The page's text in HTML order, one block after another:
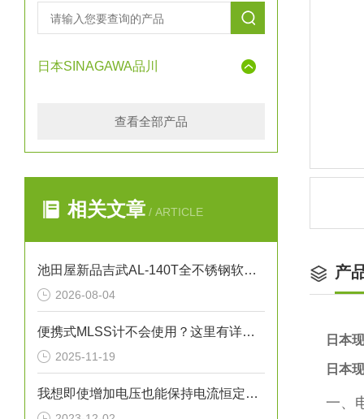
日本SINAGAWA品川
查看全部产品
相关文章 / ARTICLE
池田屋新品吉武AL-140T全不锈钢软密封安全泄压阀正式发布
2026-08-04
便携式MLSS计不会使用？这里有详细的使用攻略
2025-11-19
我想即使增加电压也能保持电流恒定，但应该如何设置呢?
产
日本
日本
一、